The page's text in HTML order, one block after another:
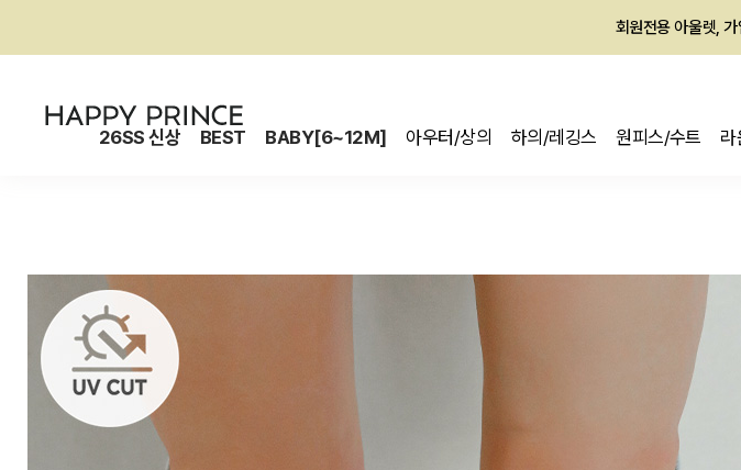
회원전용 아울렛,
26SS 신상 BEST BABY[6~12M] 아우터/상의 하의/레깅스 원피스/수트 라